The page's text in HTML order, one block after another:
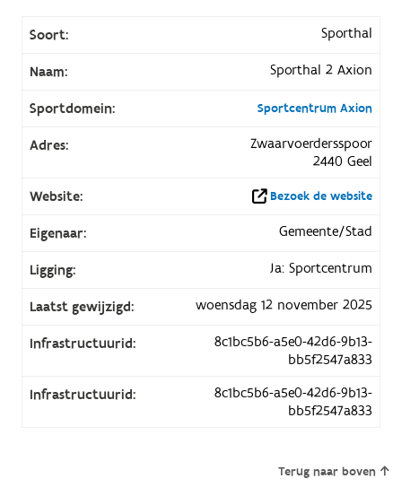
Soort: Sporthal
Naam: Sporthal 2 Axion
Sportdomein: Sportcentrum Axion
Adres:
Zwaarvoerdersspoor
2440 Geel
Website:
Bezoek de website
Eigenaar: Gemeente/Stad
Ligging: Ja: Sportcentrum
Laatst gewijzigd: woensdag 12 november 2025
Infrastructuurid:
8c1bc5b6-a5e0-42d6-9b13-
bb5f2547a833
Infrastructuurid:
8c1bc5b6-a5e0-42d6-9b13-
bb5f2547a833
Terug naar boven